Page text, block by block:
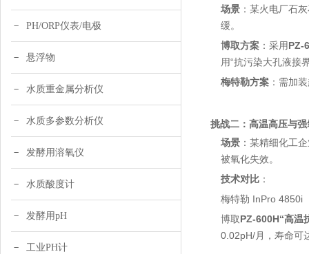
PH/ORP仪表/电极
悬浮物
水质重金属分析仪
水质多参数分析仪
发酵用溶氧仪
水质酸度计
发酵用pH
工业PH计
场景 ：某火电厂石
缓。
博取方案 ：采用PZ-
用“抗污染大孔液接
梅特勒方案 ：需加
挑战二：高温高压与
场景 ：某精细化工
被氧化失效。
技术对比 ：
梅特勒 InPro 4850i
博取PZ-600H“高温
0.02pH/月，寿命可